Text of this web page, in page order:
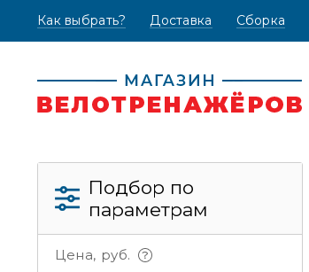
Как выбрать? (текущая)
Доставка Сборка
Подбор по
параметрам
Цена, руб.